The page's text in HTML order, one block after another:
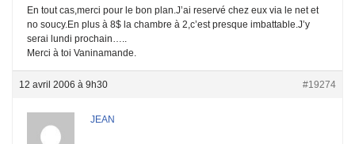
En tout cas,merci pour le bon plan.J’ai reservé chez eux via le net et
no soucy.En plus à 8$ la chambre à 2,c’est presque imbattable.J’y
serai lundi prochain…..
Merci à toi Vaninamande.
12 avril 2006 à 9h30 #19274
JEAN